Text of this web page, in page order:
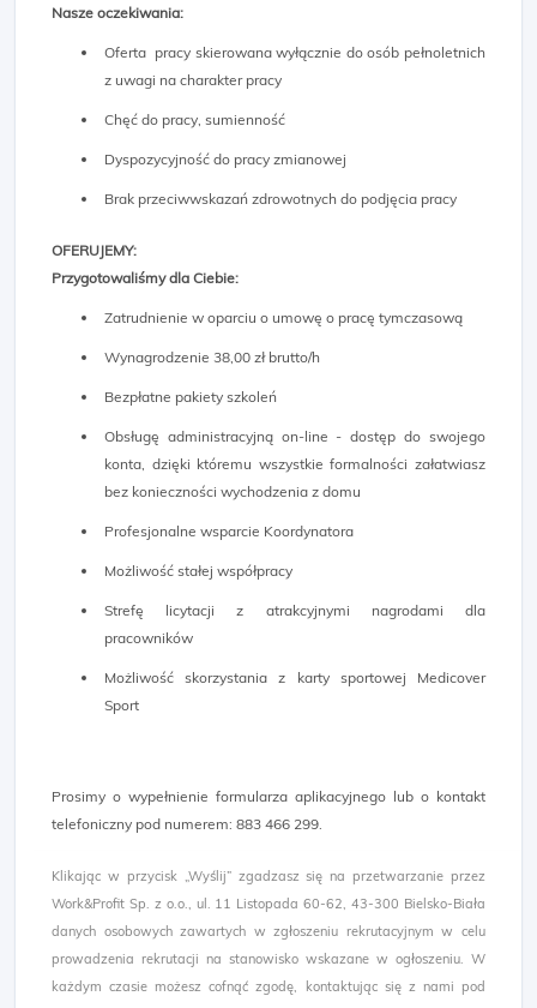
Nasze oczekiwania:
Oferta pracy skierowana wyłącznie do osób pełnoletnich
z uwagi na charakter pracy
Chęć do pracy, sumienność
Dyspozycyjność do pracy zmianowej
Brak przeciwwskazań zdrowotnych do podjęcia pracy
OFERUJEMY:
Przygotowaliśmy dla Ciebie:
Zatrudnienie w oparciu o umowę o pracę tymczasową
Wynagrodzenie 38,00 zł brutto/h
Bezpłatne pakiety szkoleń
Obsługę administracyjną on-line - dostęp do swojego
konta, dzięki któremu wszystkie formalności załatwiasz
bez konieczności wychodzenia z domu
Profesjonalne wsparcie Koordynatora
Możliwość stałej współpracy
Strefę licytacji z atrakcyjnymi nagrodami dla
pracowników
Możliwość skorzystania z karty sportowej Medicover
Sport
Prosimy o wypełnienie formularza aplikacyjnego lub o kontakt
telefoniczny pod numerem: 883 466 299.​
Klikając w przycisk „Wyślij” zgadzasz się na przetwarzanie przez
Work&Profit Sp. z o.o., ul. 11 Listopada 60-62, 43-300 Bielsko-Biała
danych osobowych zawartych w zgłoszeniu rekrutacyjnym w celu
prowadzenia rekrutacji na stanowisko wskazane w ogłoszeniu. W
każdym czasie możesz cofnąć zgodę, kontaktując się z nami pod